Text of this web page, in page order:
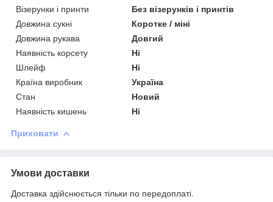
Візерунки і принти
Без візерунків і принтів
Довжина сукні
Коротке / міні
Довжина рукава
Довгий
Наявність корсету
Ні
Шлейф
Ні
Країна виробник
Україна
Стан
Новий
Наявність кишень
Ні
Приховати
Умови доставки
Доставка здійснюється тільки по передоплаті.